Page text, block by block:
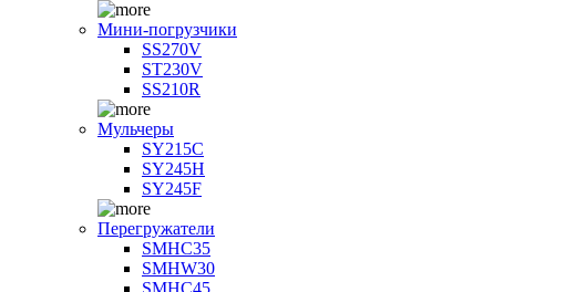
Мини-погрузчики
SS270V
ST230V
SS210R
Мульчеры
SY215C
SY245H
SY245F
Перегружатели
SMHC35
SMHW30
SMHC45